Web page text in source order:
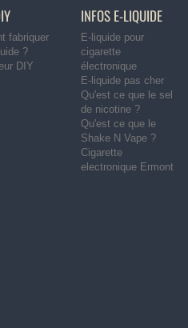
fabriquer
?
DIY
INFOS E-LIQUIDE
E-liquide pour
cigarette
électronique
E-liquide pas cher
Qu'est ce que le sel
de nicotine ?
Qu'est ce que le
Shake N Vape ?
Cigarette
electronique Ermont